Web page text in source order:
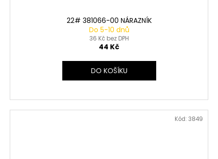
22# 381066-00 NÁRAZNÍK
Do 5-10 dnů
36 Kč bez DPH
44 Kč
DO KOŠÍKU
Kód: 3849